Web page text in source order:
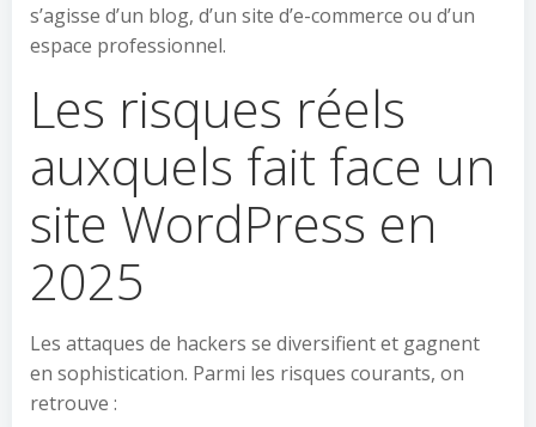
s’agisse d’un blog, d’un site d’e-commerce ou d’un
espace professionnel.
Les risques réels
auxquels fait face un
site WordPress en
2025
Les attaques de hackers se diversifient et gagnent
en sophistication. Parmi les risques courants, on
retrouve :